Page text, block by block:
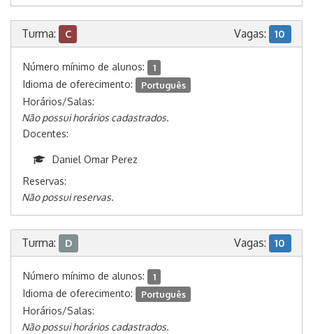
Turma: C Vagas: 10
Número mínimo de alunos: 1
Idioma de oferecimento: Português
Horários/Salas:
Não possui horários cadastrados.
Docentes:
Daniel Omar Perez
Reservas:
Não possui reservas.
Turma: D Vagas: 10
Número mínimo de alunos: 1
Idioma de oferecimento: Português
Horários/Salas:
Não possui horários cadastrados.